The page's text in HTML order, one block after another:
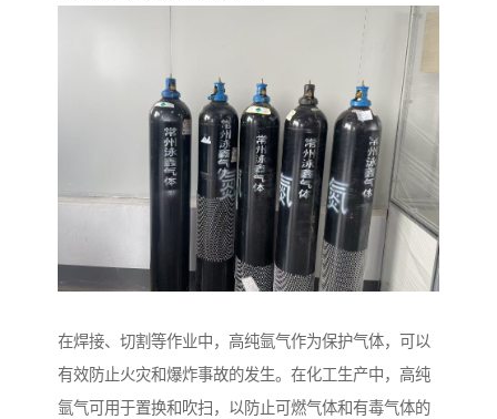
在焊接、切割等作业中，高纯氩气作为保护气体，可以
有效防止火灾和爆炸事故的发生。在化工生产中，高纯
氩气可用于置换和吹扫，以防止可燃气体和有毒气体的